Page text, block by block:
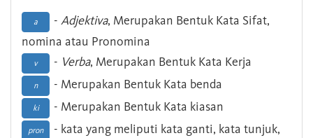
a - Adjektiva, Merupakan Bentuk Kata Sifat,
nomina atau Pronomina
v - Verba, Merupakan Bentuk Kata Kerja
n - Merupakan Bentuk Kata benda
ki - Merupakan Bentuk Kata kiasan
pron
- kata yang meliputi kata ganti, kata tunjuk,